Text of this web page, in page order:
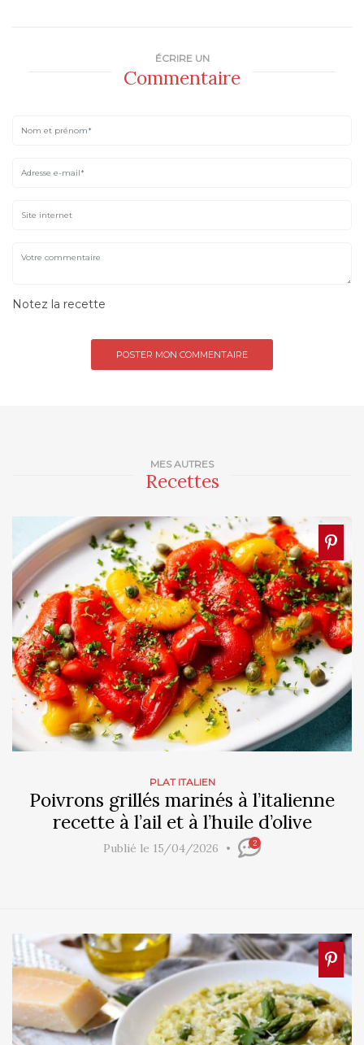
MES AUTRES
Recettes
PLAT ITALIEN
Poivrons grillés marinés à l’italienne
recette à l’ail et à l’huile d’olive
Publié le 15/04/2026 2
ÉCRIRE UN
Commentaire
Notez la recette